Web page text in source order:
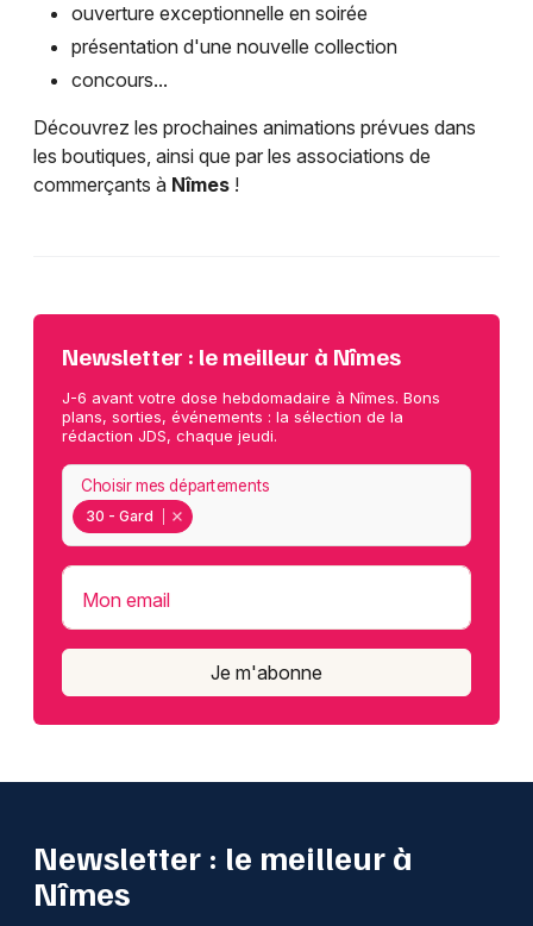
ouverture exceptionnelle en soirée
présentation d'une nouvelle collection
concours...
Découvrez les prochaines animations prévues dans
les boutiques, ainsi que par les associations de
commerçants à Nîmes !
Newsletter : le meilleur à Nîmes
J-6 avant votre dose hebdomadaire à Nîmes. Bons
plans, sorties, événements : la sélection de la
rédaction JDS, chaque jeudi.
30 - Gard
Choisir mes départements
Mon email
Je m'abonne
Newsletter : le meilleur à
Nîmes